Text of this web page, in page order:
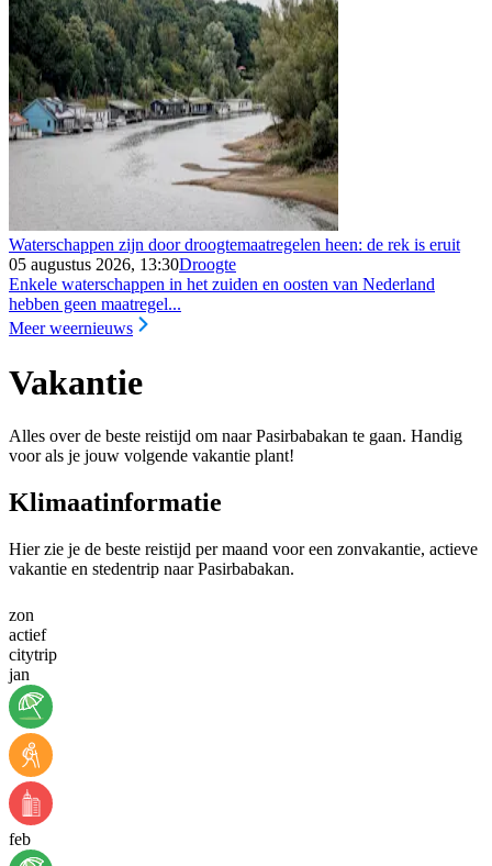
Waterschappen zijn door droogtemaatregelen heen: de rek is eruit
05 augustus 2026, 13:30Droogte
Enkele waterschappen in het zuiden en oosten van Nederland
hebben geen maatregel...
Meer weernieuws
Vakantie
Alles over de beste reistijd om naar Pasirbabakan te gaan. Handig
voor als je jouw volgende vakantie plant!
Klimaatinformatie
Hier zie je de beste reistijd per maand voor een zonvakantie, actieve
vakantie en stedentrip naar Pasirbabakan.
zon
actief
citytrip
jan
feb